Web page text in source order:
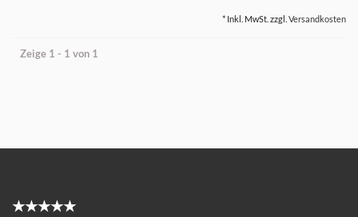
* Inkl. MwSt. zzgl. Versandkosten
Zeige 1 - 1 von 1
★★★★★